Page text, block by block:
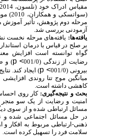
(سواتسکی و
مرحله دوم پژوهش، تأثیر آموزش
آزمودنی بررسی شد.
یافته‌ها:یافته‌های مرحله نخست
بر صلح در قیاس با درمان
گواه توانسته است افزایش
رضایت از زندگی (
001/0
p < ) و
بیرونی (
001/0
p < ) ایجاد کند.
میانگین موج تتا روندی افزایشی و
کاهشی داشته است.
بحث و نتیجه‌گیری:کار روی
امنیت و رضایت از یک سو منجر
مسائل ارتباطی شده و از سوی
در حل مسائل اجتماعی شده و
ذهنی-ارتباطی مربوط به افکار و
سلامت فرد را تسهیل کرده است.